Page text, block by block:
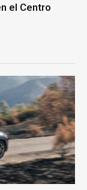
el Centro